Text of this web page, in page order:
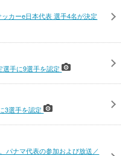
カーe日本代表 選手4名が決定
選手に9選手を認定
3選手を認定
パナマ代表の参加および放送／